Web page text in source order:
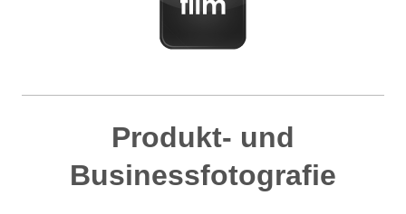
Produkt- und
Businessfotografie